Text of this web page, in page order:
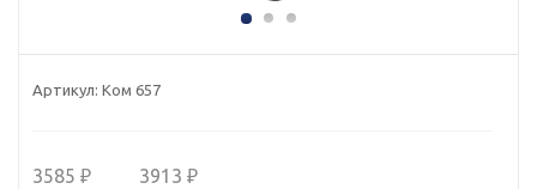
Артикул: Ком 657
3585 ₽ 3913 ₽